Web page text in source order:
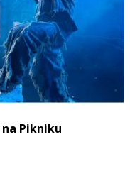
Pikniku